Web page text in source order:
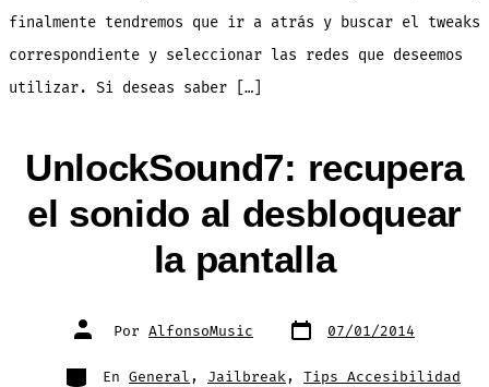
finalmente tendremos que ir a atrás y buscar el tweaks
correspondiente y seleccionar las redes que deseemos
utilizar. Si deseas saber […]
UnlockSound7: recupera
el sonido al desbloquear
la pantalla
Autor
de Por AlfonsoMusic Fecha
de 07/01/2014
Categorías
En General , Jailbreak, Tips Accesibilidad